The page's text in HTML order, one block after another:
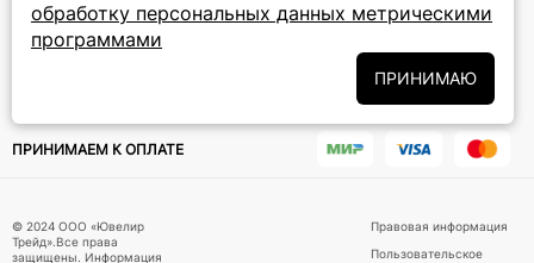
обработку персональных данных метрическими
программами
ПРИНИМАЮ
Подписываясь на рассылку, вы соглашаетесь с условиями
и даёте своё согласие на их
ПРИНИМАЕМ К ОПЛАТЕ
© 2024 ООО «Ювелир
Трейд».Все права
защищены. Информация
Правовая информация
Пользовательское